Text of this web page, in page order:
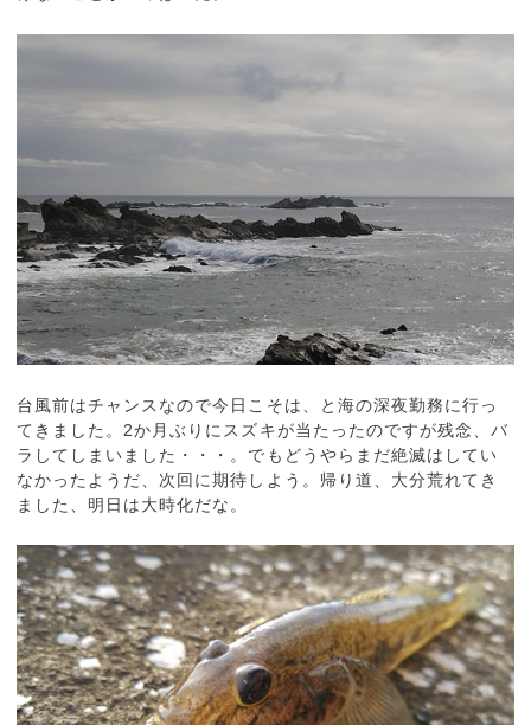
台風前はチャンスなので今日こそは、と海の深夜勤務に行っ
てきました。2か月ぶりにスズキが当たったのですが残念、バ
ラしてしまいました・・・。でもどうやらまだ絶滅はしてい
なかったようだ、次回に期待しよう。帰り道、大分荒れてき
ました、明日は大時化だな。